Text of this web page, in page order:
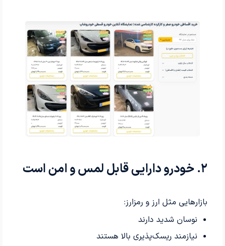
۲. خودرو دارایی قابل لمس و امن است
بازارهایی مثل ارز و رمزارز:
نوسان شدید دارند
نیازمند ریسک‌پذیری بالا هستند